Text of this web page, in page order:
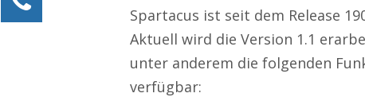
Spartacus ist seit dem Release
Aktuell wird die Version 1.1
unter anderem die folgenden
verfügbar:
Alexander Kössner-Maier
Kundenservice
0211 946 285 72-15
Alexander.Koessner-Maier@erlebe-software.de